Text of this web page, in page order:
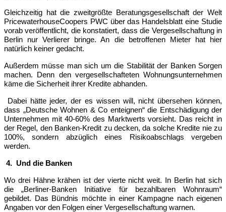
Gleichzeitig hat die zweitgrößte Beratungsgesellschaft der Welt
PricewaterhouseCoopers PWC über das Handelsblatt eine Studie
vorab veröffentlicht, die konstatiert, dass die Vergesellschaftung in
Berlin nur Verlierer bringe. An die betroffenen Mieter hat hier
natürlich keiner gedacht.
Außerdem müsse man sich um die Stabilität der Banken Sorgen
machen. Denn den vergesellschafteten Wohnungsunternehmen
käme die Sicherheit ihrer Kredite abhanden.
Dabei hätte jeder, der es wissen will, nicht übersehen können,
dass „Deutsche Wohnen & Co enteignen“ die Entschädigung der
Unternehmen mit 40-60% des Marktwerts vorsieht. Das reicht in
der Regel, den Banken-Kredit zu decken, da solche Kredite nie zu
100%, sondern abzüglich eines Risikoabschlags vergeben
werden.
4. Und die Banken
Wo drei Hähne krähen ist der vierte nicht weit. In Berlin hat sich
die „Berliner-Banken Initiative für bezahlbaren Wohnraum“
gebildet. Das Bündnis möchte in einer Kampagne nach eigenen
Angaben vor den Folgen einer Vergesellschaftung warnen.